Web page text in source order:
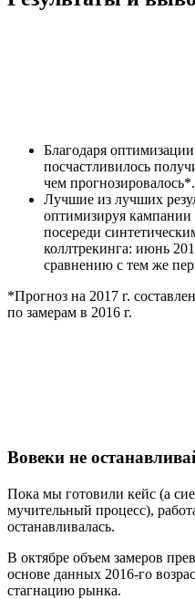
Благодаря
посчастливилось
чем прогнозировалось*.
Лучшие из лучших
оптимизируя
посереди
коллтрекинга: июнь
сравнению с тем же
*Прогноз на 2017 г.
по замерам в 2016 г.
Вовеки не
Пока мы готовили кейс (а
мучительный процесс),
останавливалась.
В октябре объем замеров
основе данных 2016-го
стагнацию рынка.